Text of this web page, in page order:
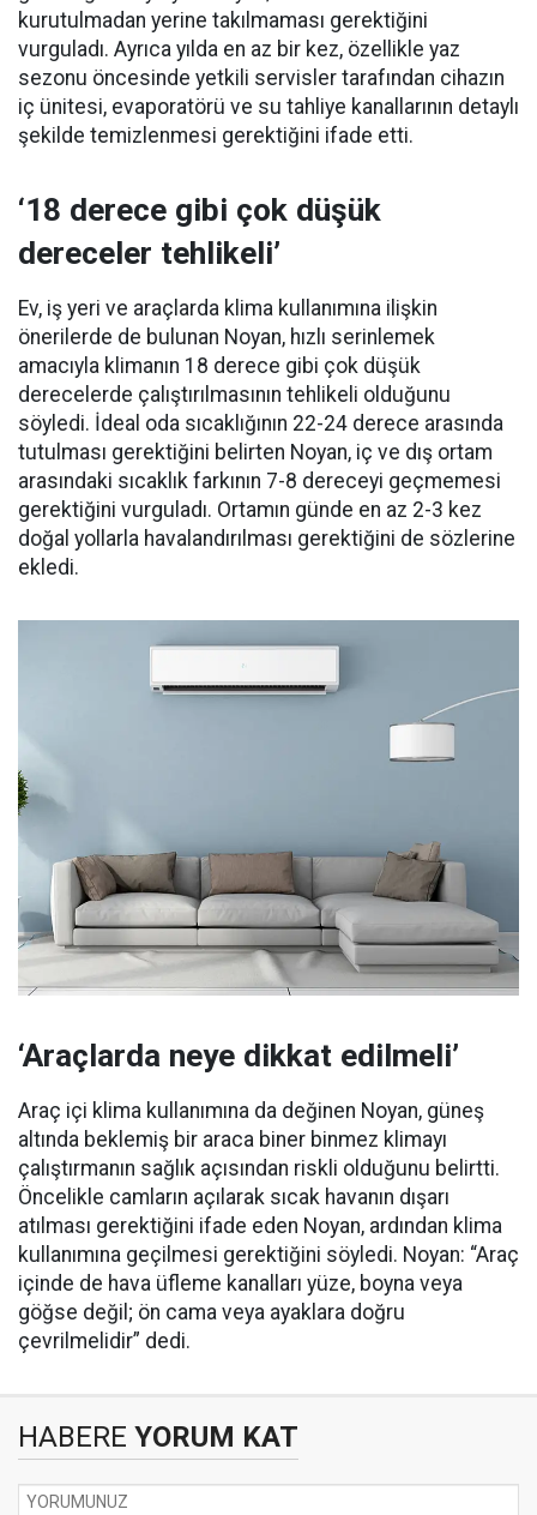
kurutulmadan yerine takılmaması gerektiğini
vurguladı. Ayrıca yılda en az bir kez, özellikle yaz
sezonu öncesinde yetkili servisler tarafından cihazın
iç ünitesi, evaporatörü ve su tahliye kanallarının detaylı
şekilde temizlenmesi gerektiğini ifade etti.
‘18 derece gibi çok düşük
dereceler tehlikeli’
Ev, iş yeri ve araçlarda klima kullanımına ilişkin
önerilerde de bulunan Noyan, hızlı serinlemek
amacıyla klimanın 18 derece gibi çok düşük
derecelerde çalıştırılmasının tehlikeli olduğunu
söyledi. İdeal oda sıcaklığının 22-24 derece arasında
tutulması gerektiğini belirten Noyan, iç ve dış ortam
arasındaki sıcaklık farkının 7-8 dereceyi geçmemesi
gerektiğini vurguladı. Ortamın günde en az 2-3 kez
doğal yollarla havalandırılması gerektiğini de sözlerine
ekledi.
‘Araçlarda neye dikkat edilmeli’
Araç içi klima kullanımına da değinen Noyan, güneş
altında beklemiş bir araca biner binmez klimayı
çalıştırmanın sağlık açısından riskli olduğunu belirtti.
Öncelikle camların açılarak sıcak havanın dışarı
atılması gerektiğini ifade eden Noyan, ardından klima
kullanımına geçilmesi gerektiğini söyledi. Noyan: “Araç
içinde de hava üfleme kanalları yüze, boyna veya
göğse değil; ön cama veya ayaklara doğru
çevrilmelidir” dedi.
HABERE YORUM KAT